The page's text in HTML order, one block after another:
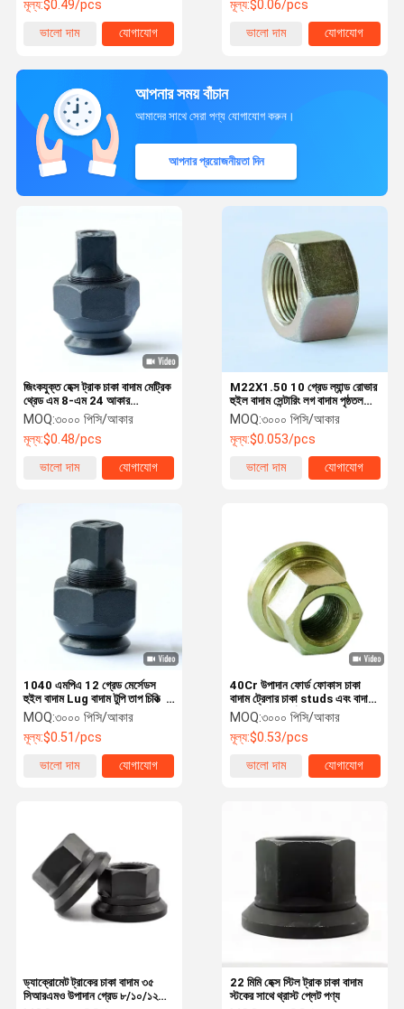
মূল্য:$0.49/pcs
ভালো দাম
যোগাযোগ
মূল্য:$0.06/pcs
ভালো দাম
যোগাযোগ
আপনার সময় বাঁচান
আমাদের সাথে সেরা পণ্য যোগাযোগ করুন।
আপনার প্রয়োজনীয়তা দিন
M22X1.50 10 গ্রেড ল্যান্ড রোভার
হুইল বাদাম সেন্টারিং লগ বাদাম পৃষ্ঠতল
জিংক লেপ
MOQ:৩০০০ পিসি/আকার
মূল্য:$0.053/pcs
ভালো দাম
যোগাযোগ
জিংকযুক্ত হেক্স ট্রাক চাকা বাদাম মেট্রিক
থ্রেড এম 8-এম 24 আকার
ড্যাক্রোমেট
MOQ:৩০০০ পিসি/আকার
মূল্য:$0.48/pcs
ভালো দাম
যোগাযোগ
40Cr উপাদান ফোর্ড ফোকাস চাকা
বাদাম ট্রেলার চাকা studs এবং বাদাম
22mm ব্যাসার্ধ শ্যাঙ্ক
MOQ:৩০০০ পিসি/আকার
মূল্য:$0.53/pcs
ভালো দাম
যোগাযোগ
1040 এমপিএ 12 গ্রেড মের্সেডস
হুইল বাদাম Lug বাদাম টুপি তাপ চিকিত্সা
সঙ্গে
MOQ:৩০০০ পিসি/আকার
মূল্য:$0.51/pcs
ভালো দাম
যোগাযোগ
22 মিমি হেক্স স্টিল ট্রাক চাকা বাদাম
স্টকের সাথে থ্রাস্ট প্লেট পণ্য
ড্যাক্রোমেট ট্রাকের চাকা বাদাম ৩৫
সিআরএমও উপাদান গ্রেড ৮/১০/১২